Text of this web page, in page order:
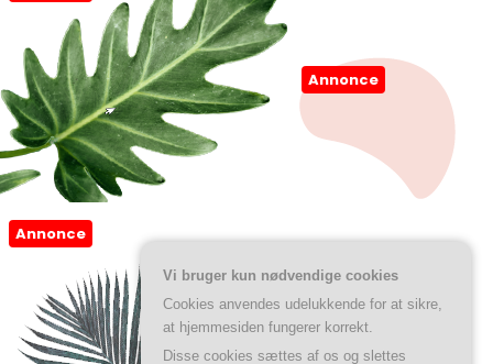
Annonce
Annonce
Vi bruger kun nødvendige cookies
Cookies anvendes udelukkende for at sikre,
at hjemmesiden fungerer korrekt.
Disse cookies sættes af os og slettes